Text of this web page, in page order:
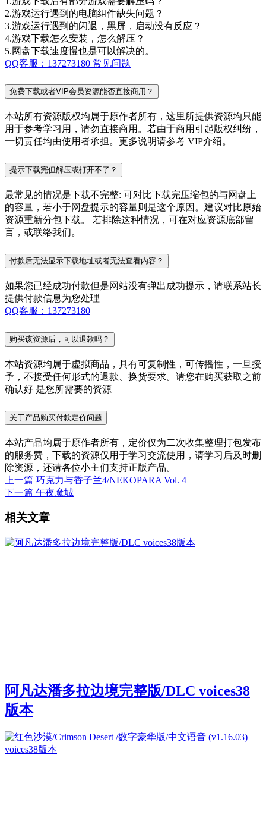
2.游戏运行遇到的电脑组件缺失问题？
3.游戏运行遇到的闪退，黑屏，启动没有反应？
4.游戏下载怎么安装，怎么解压？
5.网盘下载速度慢也是可以解决的。
QQ客服：137273180 常见问题
免费下载或者VIP会员资源能否直接商用？
本站所有资源版权均属于原作者所有，这里所提供资源均只能
用于参考学习用，请勿直接商用。若由于商用引起版权纠纷，
一切责任均由使用者承担。更多说明请参考 VIP介绍。
提示下载完但解压或打开不了？
最常见的情况是下载不完整: 可对比下载完压缩包的与网盘上
的容量，若小于网盘提示的容量则是这个原因。建议对比原始
资源重新分包下载。 若排除这种情况，可在对应资源底部留
言，或联络我们。
付款后无法显示下载地址或者无法查看内容？
如果您已经成功付款但是网站没有弹出成功提示，请联系站长
提供付款信息为您处理
QQ客服：137273180
购买该资源后，可以退款吗？
本站资源均属于虚拟商品，具有可复制性，可传播性，一旦授
予，不接受任何形式的退款、换货要求。请您在购买获取之前
确认好 是您所需要的资源
关于产品购买付款定价问题
本站产品均属于原作者所有，定价仅为二次收集整理打包发布
的服务费，下载的资源仅用于学习交流使用，请学习后及时删
除资源，还请各位小主们支持正版产品。
上一篇 巧克力与香子兰4/NEKOPARA Vol. 4
下一篇 午夜魔城
相关文章
阿凡达潘多拉边境完整版/DLC voices38
版本